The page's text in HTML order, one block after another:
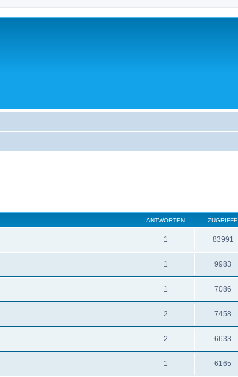
ANTWORTEN ZUGRIFFE
1 83991
1 9983
1 7086
2 7458
2 6633
1 6165